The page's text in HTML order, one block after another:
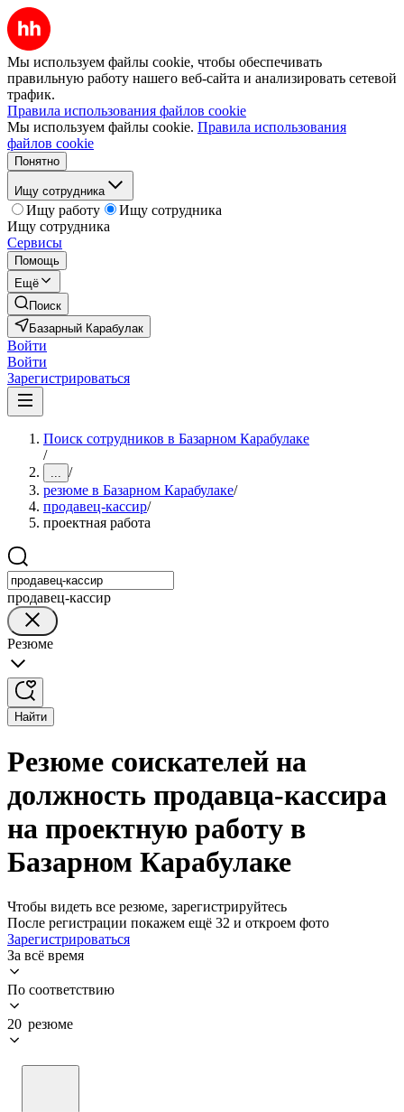
Мы используем файлы cookie, чтобы обеспечивать
правильную работу нашего веб-сайта и анализировать сетевой
трафик.
Правила использования файлов cookie
Мы используем файлы cookie. Правила использования
файлов cookie
Понятно
Ищу сотрудника
Ищу работу
Ищу сотрудника
Ищу сотрудника
Сервисы
Помощь
Ещё
Поиск
Базарный Карабулак
Войти
Войти
Зарегистрироваться
Поиск сотрудников в Базарном Карабулаке
/
... /
резюме в Базарном Карабулаке/
продавец-кассир/
проектная работа
продавец-кассир
Резюме
Найти
Резюме соискателей на
должность продавца-кассира
на проектную работу в
Базарном Карабулаке
Чтобы видеть все резюме, зарегистрируйтесь
После регистрации покажем ещё 32 и откроем фото
Зарегистрироваться
За всё время
По соответствию
20 резюме